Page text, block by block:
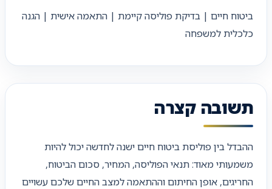
ביטוח חיים | בדיקת פוליסה קיימת | התאמה אישית | הגנה
כלכלית למשפחה
תשובה קצרה
ההבדל בין פוליסת ביטוח חיים ישנה לחדשה יכול להיות
משמעותי מאוד: תנאי הפוליסה, המחיר, סכום הביטוח,
החריגים, אופן החיתום וההתאמה למצב החיים שלכם עשויים